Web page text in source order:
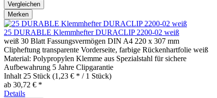
Vergleichen
Merken
25 DURABLE Klemmhefter DURACLIP 2200-02 weiß
weiß 30 Blatt Fassungsvermögen DIN A4 220 x 307 mm
Clipheftung transparente Vorderseite, farbige Rückenhartfolie weiß
Material: Polypropylen Klemme aus Spezialstahl für sichere
Aufbewahrung 5 Jahre Clipgarantie
Inhalt 25 Stück (1,23 € * / 1 Stück)
ab 30,72 € *
Details